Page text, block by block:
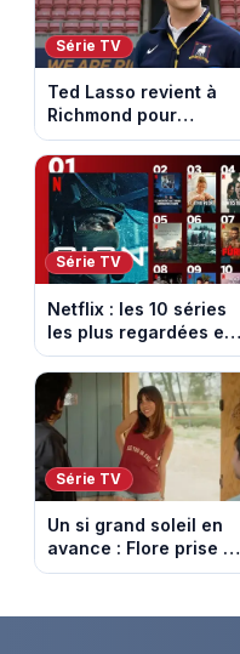
Série TV
Ted Lasso revient à
Richmond pour
entraîner une équipe
féminine dans la
saison 4
Série TV
Netflix : les 10 séries
les plus regardées en
France en ce moment
Série TV
Un si grand soleil en
avance : Flore prise au
piège. Episode du 6